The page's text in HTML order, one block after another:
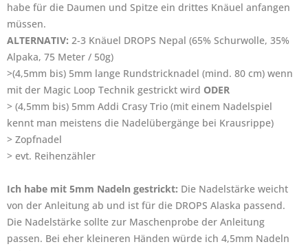
habe für die Daumen und Spitze ein drittes Knäuel anfangen
müssen.
ALTERNATIV: 2-3 Knäuel DROPS Nepal (65% Schurwolle, 35%
Alpaka, 75 Meter / 50g)
>(4,5mm bis) 5mm lange Rundstricknadel (mind. 80 cm) wenn
mit der Magic Loop Technik gestrickt wird ODER
> (4,5mm bis) 5mm Addi Crasy Trio (mit einem Nadelspiel
kennt man meistens die Nadelübergänge bei Krausrippe)
> Zopfnadel
> evt. Reihenzähler
Ich habe mit 5mm Nadeln gestrickt: Die Nadelstärke weicht
von der Anleitung ab und ist für die DROPS Alaska passend.
Die Nadelstärke sollte zur Maschenprobe der Anleitung
passen. Bei eher kleineren Händen würde ich 4,5mm Nadeln